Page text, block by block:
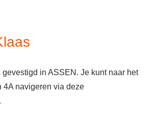
gevestigd in ASSEN. Je kunt naar het
4A navigeren via deze